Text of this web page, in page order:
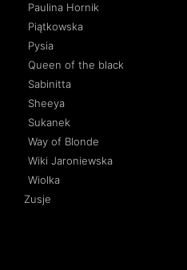
Paulina Hornik
Piątkowska
Pysia
Queen of the black
Sabinitta
Sheeya
Sukanek
Way of Blonde
Wiki Jaroniewska
Wiolka
Zusje